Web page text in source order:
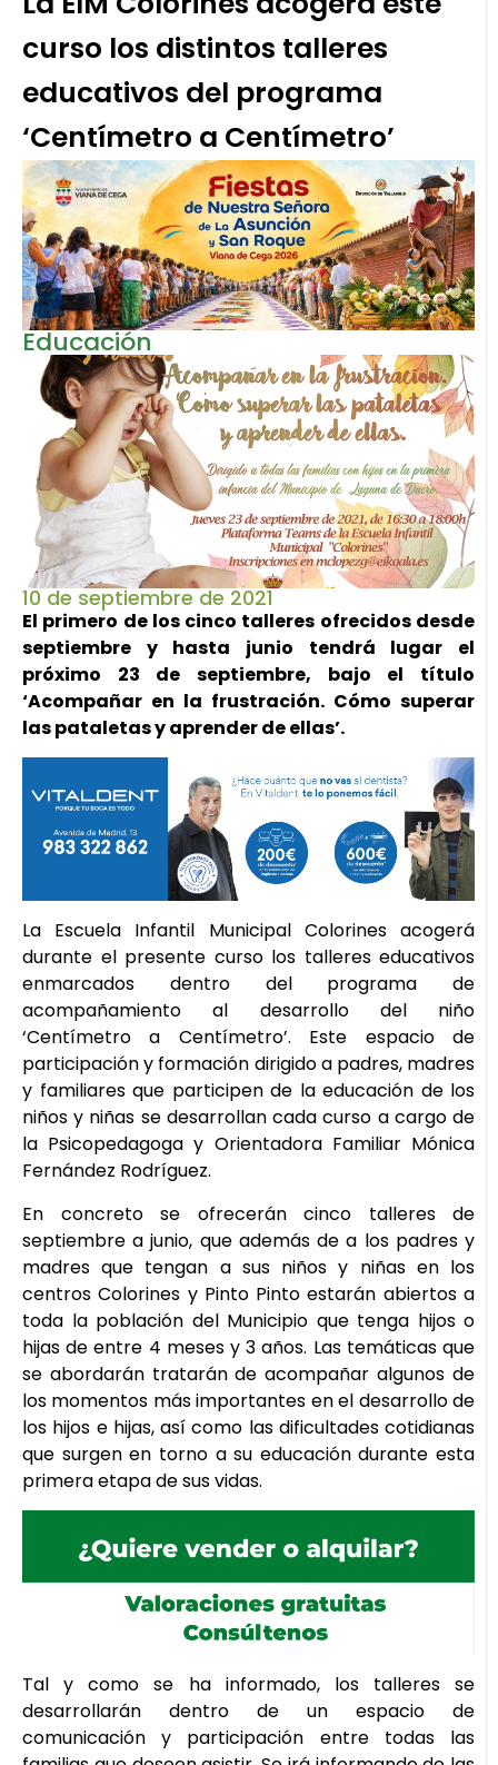
curso los distintos talleres
educativos del programa
‘Centímetro a Centímetro’
Educación
10 de septiembre de 2021
El primero de los cinco talleres ofrecidos desde
septiembre y hasta junio tendrá lugar el
próximo 23 de septiembre, bajo el título
‘Acompañar en la frustración. Cómo superar
las pataletas y aprender de ellas’.
La Escuela Infantil Municipal Colorines acogerá
durante el presente curso los talleres educativos
enmarcados dentro del programa de
acompañamiento al desarrollo del niño
‘Centímetro a Centímetro’. Este espacio de
participación y formación dirigido a padres, madres
y familiares que participen de la educación de los
niños y niñas se desarrollan cada curso a cargo de
la Psicopedagoga y Orientadora Familiar Mónica
Fernández Rodríguez.
En concreto se ofrecerán cinco talleres de
septiembre a junio, que además de a los padres y
madres que tengan a sus niños y niñas en los
centros Colorines y Pinto Pinto estarán abiertos a
toda la población del Municipio que tenga hijos o
hijas de entre 4 meses y 3 años. Las temáticas que
se abordarán tratarán de acompañar algunos de
los momentos más importantes en el desarrollo de
los hijos e hijas, así como las dificultades cotidianas
que surgen en torno a su educación durante esta
primera etapa de sus vidas.
Tal y como se ha informado, los talleres se
desarrollarán dentro de un espacio de
comunicación y participación entre todas las